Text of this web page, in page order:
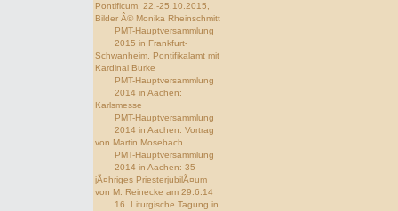
Pontificum, 22.-25.10.2015,
Bilder Â© Monika Rheinschmitt
PMT-Hauptversammlung
2015 in Frankfurt-
Schwanheim, Pontifikalamt mit
Kardinal Burke
PMT-Hauptversammlung
2014 in Aachen:
Karlsmesse
PMT-Hauptversammlung
2014 in Aachen: Vortrag
von Martin Mosebach
PMT-Hauptversammlung
2014 in Aachen: 35-
jÃ¤hriges PriesterjubilÃ¤um
von M. Reinecke am 29.6.14
16. Liturgische Tagung in